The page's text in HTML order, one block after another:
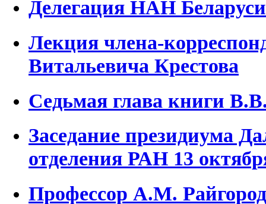
Делегация НАН
Лекция члена-
Витальевича Крестова
Седьмая глава книги
Заседание президиума
отделения РАН 13
Профессор А.М.